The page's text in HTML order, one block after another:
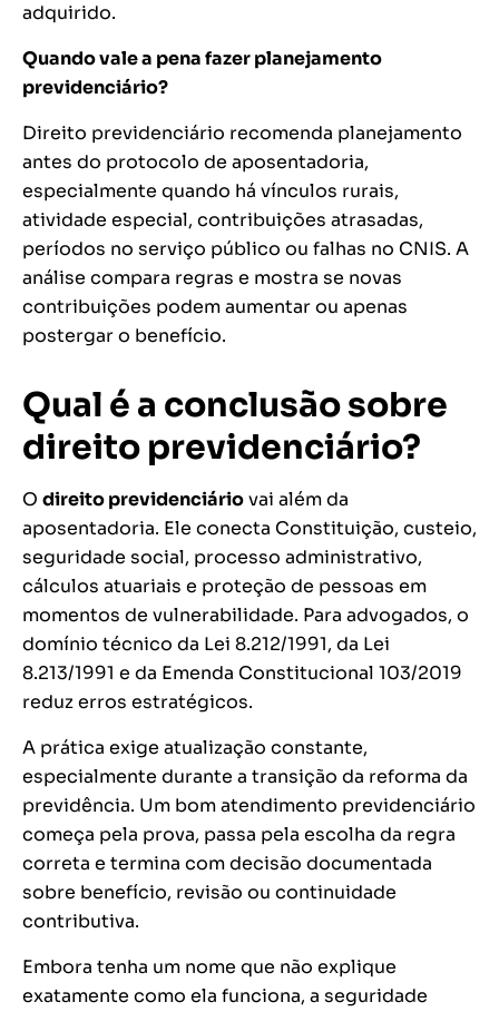
adquirido.
Quando vale a pena fazer planejamento
previdenciário?
Direito previdenciário recomenda planejamento
antes do protocolo de aposentadoria,
especialmente quando há vínculos rurais,
atividade especial, contribuições atrasadas,
períodos no serviço público ou falhas no CNIS. A
análise compara regras e mostra se novas
contribuições podem aumentar ou apenas
postergar o benefício.
Qual é a conclusão sobre
direito previdenciário?
O direito previdenciáriovai além da
aposentadoria. Ele conecta Constituição, custeio,
seguridade social, processo administrativo,
cálculos atuariais e proteção de pessoas em
momentos de vulnerabilidade. Para advogados, o
domínio técnico da Lei 8.212/1991, da Lei
8.213/1991 e da Emenda Constitucional 103/2019
reduz erros estratégicos.
A prática exige atualização constante,
especialmente durante a transição da reforma da
previdência. Um bom atendimento previdenciário
começa pela prova, passa pela escolha da regra
correta e termina com decisão documentada
sobre benefício, revisão ou continuidade
contributiva.
Embora tenha um nome que não explique
exatamente como ela funciona, a seguridade